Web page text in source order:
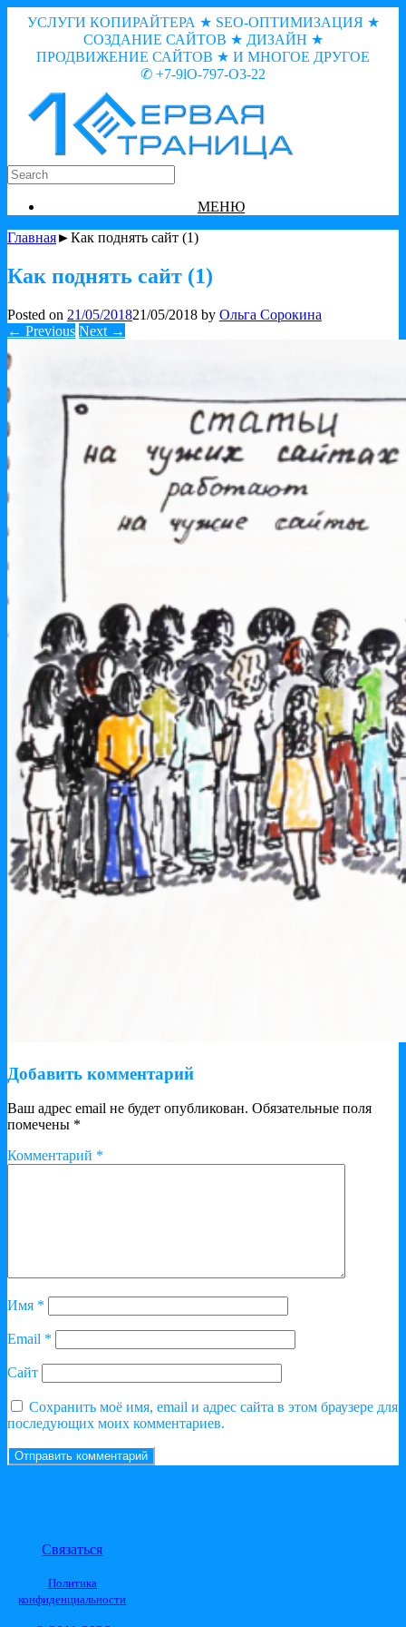
УСЛУГИ КОПИРАЙТЕРА ★ SEO-ОПТИМИЗАЦИЯ ★
СОЗДАНИЕ САЙТОВ ★ ДИЗАЙН ★
ПРОДВИЖЕНИЕ САЙТОВ ★ И МНОГОЕ ДРУГОЕ
✆ +7-9lO-797-O3-22
МЕНЮ
Главная►Как поднять сайт (1)
Как поднять сайт (1)
Posted on 21/05/201821/05/2018 by Ольга Сорокина
← Previous Next →
Добавить комментарий
Ваш адрес email не будет опубликован. Обязательные поля
помечены *
Комментарий *
Имя *
Email *
Сайт
Сохранить моё имя, email и адрес сайта в этом браузере для
последующих моих комментариев.
Связаться
Политика
конфиденциальности